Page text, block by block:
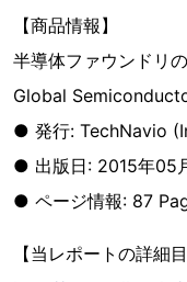
【商品情報】
半導体ファウンドリ
Global
● 発行: TechNavio
● 出版日: 2015年05
● ページ情報: 87
【当レポートの詳細目